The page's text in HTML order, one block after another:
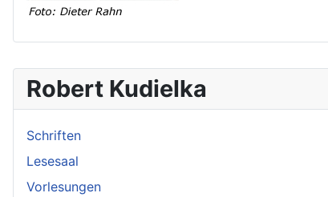
Robert Kudielka
Schriften
Lesesaal
Vorlesungen